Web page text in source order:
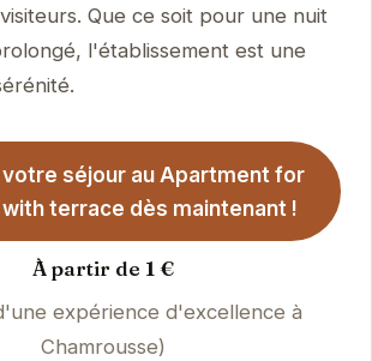
Que ce soit pour une nuit
l'établissement est une
votre séjour au Apartment for
terrace dès maintenant !
À partir de 1 €
expérience d'excellence à
Chamrousse)